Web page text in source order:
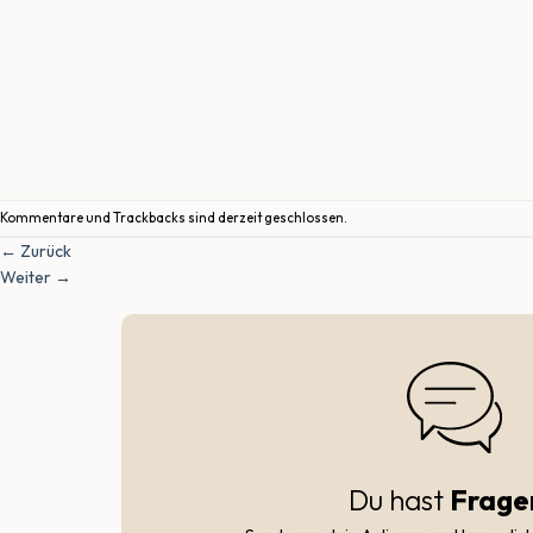
Kommentare und Trackbacks sind derzeit geschlossen.
← Zurück
Weiter →
Du hast